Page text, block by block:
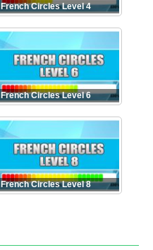
French Circles Level 4
French Circles Level 6
French Circles Level 8